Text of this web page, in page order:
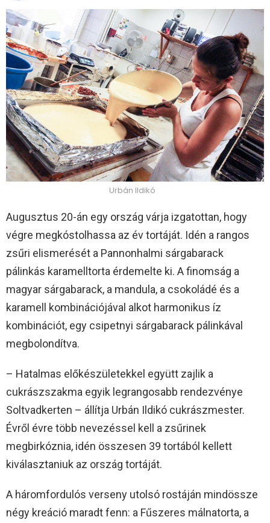
Urbán Ildikó
Augusztus 20-án egy ország várja izgatottan, hogy
végre megkóstolhassa az év tortáját. Idén a rangos
zsűri elismerését a Pannonhalmi sárgabarack
pálinkás karamelltorta érdemelte ki. A finomság a
magyar sárgabarack, a mandula, a csokoládé és a
karamell kombinációjával alkot harmonikus íz
kombinációt, egy csipetnyi sárgabarack pálinkával
megbolondítva.
– Hatalmas előkészületekkel együtt zajlik a
cukrászszakma egyik legrangosabb rendezvénye
Soltvadkerten – állítja Urbán Ildikó cukrászmester.
Évről évre több nevezéssel kell a zsűrinek
megbirkóznia, idén összesen 39 tortából kellett
kiválasztaniuk az ország tortáját.
A háromfordulós verseny utolsó rostáján mindössze
négy kreáció maradt fenn: a Fűszeres málnatorta, a